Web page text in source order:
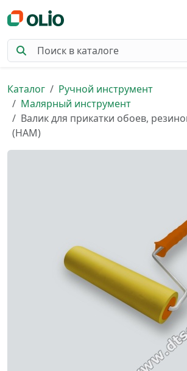
Каталог
Ручной инструмент
Малярный инструмент
Валик для прикатки обоев,
(НАМ)